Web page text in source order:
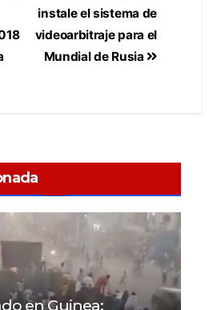
instale el sistema de
videoarbitraje para el
Mundial de Rusia
en Guinea: